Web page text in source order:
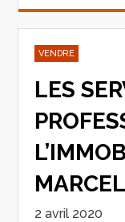
VENDRE
LES
2 avril 2020